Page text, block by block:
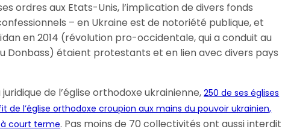
ordres aux Etats-Unis, l’implication de divers fonds
– en Ukraine est de notoriété publique, et
en 2014 (révolution pro-occidentale, qui a conduit au
Donbass) étaient protestants et en lien avec divers pays
de l’église orthodoxe ukrainienne,250 de ses églises
de l’église orthodoxe croupion aux mains du pouvoir ukrainien,
court terme. Pas moins de 70 collectivités ont aussi interdit